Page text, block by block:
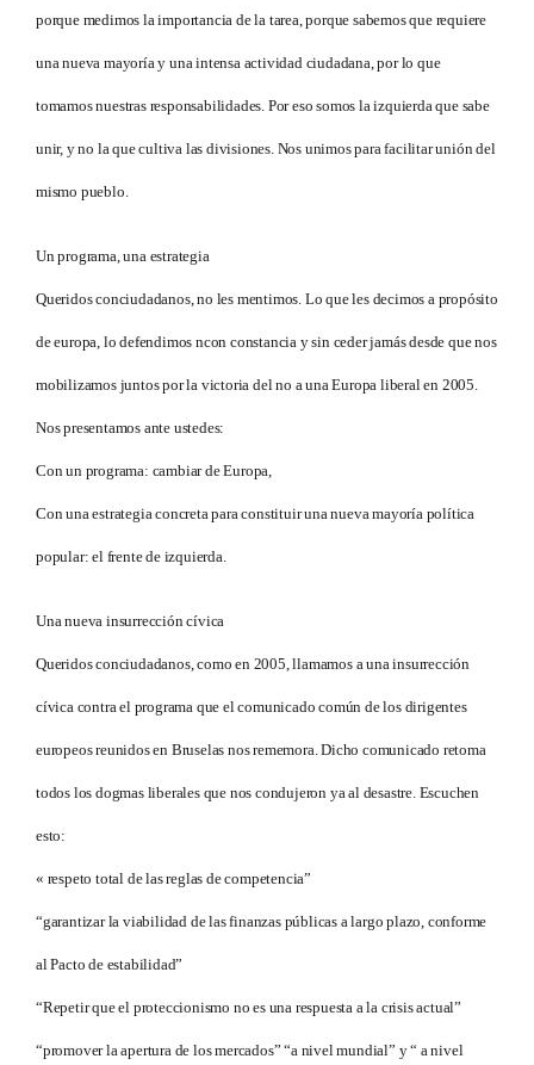
porque medimos la importancia de la tarea, porque sabemos que requiere
una nueva mayoría y una intensa actividad ciudadana, por lo que
tomamos nuestras responsabilidades. Por eso somos la izquierda que sabe
unir, y no la que cultiva las divisiones. Nos unimos para facilitar unión del
mismo pueblo.
Un programa, una estrategia
Queridos conciudadanos, no les mentimos. Lo que les decimos a propósito
de europa, lo defendimos ncon constancia y sin ceder jamás desde que nos
mobilizamos juntos por la victoria del no a una Europa liberal en 2005.
Nos presentamos ante ustedes:
Con un programa: cambiar de Europa,
Con una estrategia concreta para constituir una nueva mayoría política
popular: el frente de izquierda.
Una nueva insurrección cívica
Queridos conciudadanos, como en 2005, llamamos a una insurrección
cívica contra el programa que el comunicado común de los dirigentes
europeos reunidos en Bruselas nos rememora. Dicho comunicado retoma
todos los dogmas liberales que nos condujeron ya al desastre. Escuchen
esto:
« respeto total de las reglas de competencia”
“garantizar la viabilidad de las finanzas públicas a largo plazo, conforme
al Pacto de estabilidad”
“Repetir que el proteccionismo no es una respuesta a la crisis actual”
“promover la apertura de los mercados” “a nivel mundial” y “ a nivel